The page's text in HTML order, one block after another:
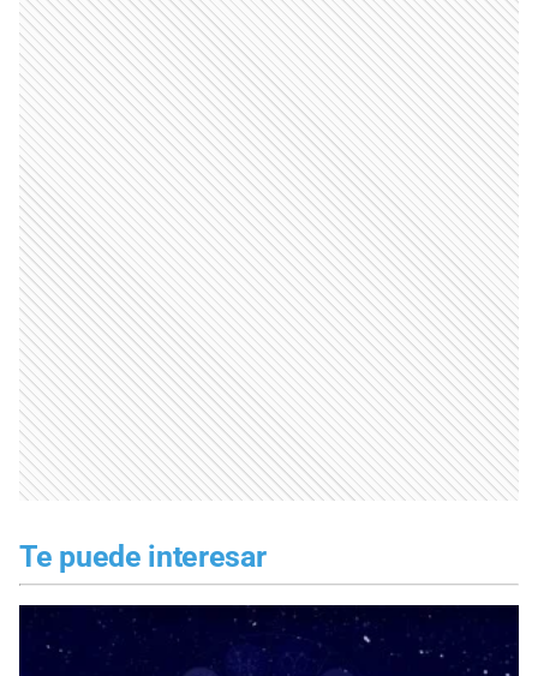
Te puede interesar